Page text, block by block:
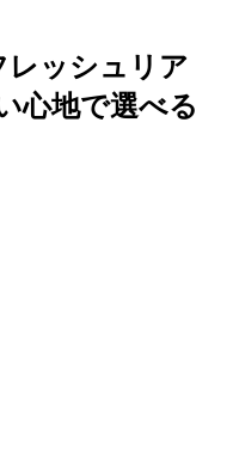
レッシュリア
心地で選べる